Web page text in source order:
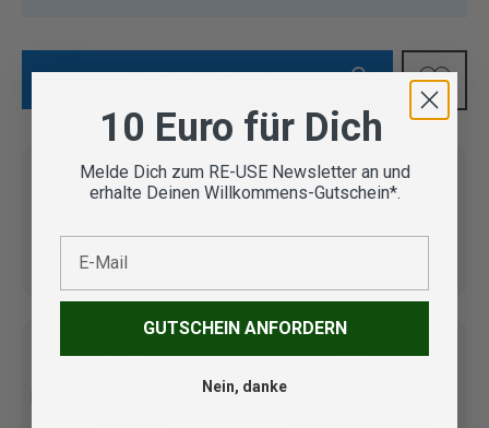
IN DEN WARENKORB
Artikel
Kostenlose Lieferung ab 100
14 Tage Rückgaberecht und
10 Euro für Dich
Melde Dich zum RE-USE Newsletter an und
erhalte Deinen Willkommens-Gutschein*.
GUTSCHEIN ANFORDERN
Nein, danke